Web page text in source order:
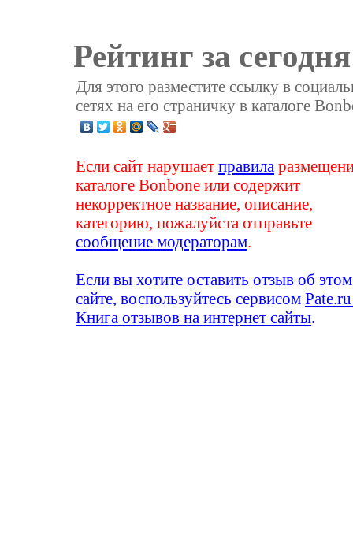
Рейтинг за
Для этого разместите ссылку в
сетях на его страничку в каталоге
Если сайт нарушаетправила
каталоге Bonbone или содержит
некорректное название, описание,
категорию, пожалуйста отправьте
сообщение модераторам
Если вы хотите оставить отзыв об этом
сайте, воспользуйтесь сервисом
Книга отзывов на интернет сайты